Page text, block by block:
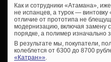
Как и сотрудники «Атамана»,
не испанцев, а турок — винтовку
отличие от прототипа не
модернизацию, включая замену
порядке, а полимер изначально
В результате мы, покупатели,
колеблется от 6300 до 8700
«Катран»».